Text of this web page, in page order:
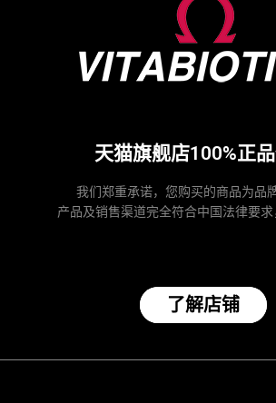
天猫旗舰店100%正
我们郑重承诺，您购买的商品为品
产品及销售渠道完全符合中国法律要
了解店铺